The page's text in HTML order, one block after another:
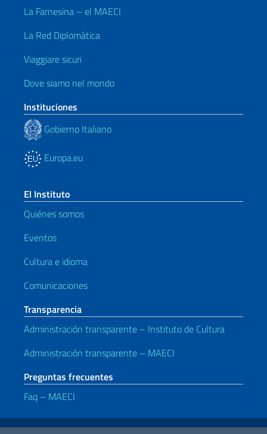
La Farnesina – el MAECI
La Red Diplomática
Viaggiare sicuri
Dove siamo nel mondo
Instituciones
Gobierno Italiano
Europa.eu
El Instituto
Quiénes somos
Eventos
Cultura e idioma
Comunicaciones
Transparencia
Administración transparente – Instituto de Cultura
Administración transparente – MAECI
Preguntas frecuentes
Faq – MAECI
Enlaces útiles